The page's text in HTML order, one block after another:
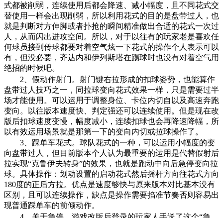
式都被削弱，连续使用后都会降速、减小幅度，且不同花式交
替使用一样会出现削弱，所以利用花式的目的是盘带过人，也
就是判断对方伸脚或者扑抢的瞬间精准做出合适的花式一次过
人，从而闪出进攻空间。所以，对于以往有的玩家老是喜欢任
何球员接到传球都要对着空气炫一下花式的操作个人表示可以
有，但没必要，齐达内和伊列斯塔在踢球时也没有对着空气用
绝招的时候吧。
2、假动作射门。射门键右拉形成的扣球姿势，也能算作
盘带过人技巧之一，同拉球变向花式效果一样，只是需要过半
场才能使用。可以运用于调整身位、卡位内切自以及高速奔跑
变向。以往版本速度快、判定强还可以连续使用。但是现在改
版后扣球速度变慢，幅度减小，连续扣球也会再降速降幅，所
以有效运用场景就是那第一下的变向内切或拉球操作了。
3、踩单车花式。球队花式的一种，可以运用小幅度的变
向盘带过人，但目前版本个人认为最重要的运用是代替假射后
拉实现“克鲁伊夫转身”的效果，也就是跑动中向后急停变向拉
球。具体操作：划动设置的启动花式然后摇杆方向往花式方向
180度的正后方拉。优点是速度够快与原来版本对比基本没有
区别，且可以连续操作，缺点是操作需要掐准节奏否则容易出
现普通踩单车的前倾动作。